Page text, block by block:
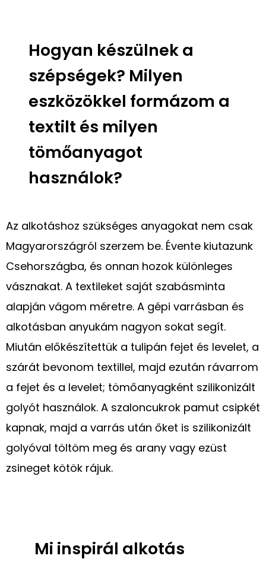
Hogyan készülnek a
szépségek? Milyen
eszközökkel formázom a
textilt és milyen
tömőanyagot
használok?
Az alkotáshoz szükséges anyagokat nem csak
Magyarországról szerzem be. Évente kiutazunk
Csehországba, és onnan hozok különleges
vásznakat. A textileket saját szabásminta
alapján vágom méretre. A gépi varrásban és
alkotásban anyukám nagyon sokat segít.
Miután előkészítettük a tulipán fejet és levelet, a
szárát bevonom textillel, majd ezután rávarrom
a fejet és a levelet; tömőanyagként szilikonizált
golyót használok. A szaloncukrok pamut csipkét
kapnak, majd a varrás után őket is szilikonizált
golyóval töltöm meg és arany vagy ezüst
zsineget kötök rájuk.
Mi inspirál alkotás